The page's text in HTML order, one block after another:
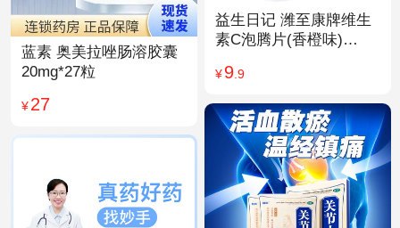
益生日记 潍至康牌维生
素C泡腾片(香橙味)
¥9.9
蓝素 奥美拉唑肠溶胶囊
20mg*27粒
¥27